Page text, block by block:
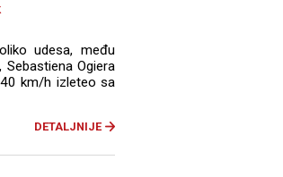
udesa, među
Ogiera
km/h izleteo sa
DETALJNIJE